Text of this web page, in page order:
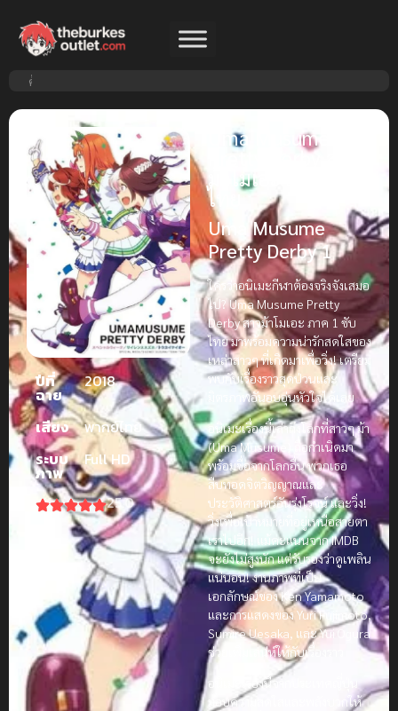
ปีที่
ฉาย
2018
เสียง
พากย์ไทย
ระบบ
ภาพ
Full HD
25.0
Uma Musume
Pretty Derby สาว
ม้าโมเอะ ภาค 1 ซับ
ไทย
Uma Musume
Pretty Derby 1
ใครว่าอนิเมะกีฬาต้องจริงจังเสมอ
ไป? Uma Musume Pretty
Derby สาวม้าโมเอะ ภาค 1 ซับ
ไทย มาพร้อมความน่ารักสดใสของ
เหล่าสาวๆ ที่เกิดมาเพื่อวิ่ง! เตรียม
พบกับเรื่องราวสุดป่วนและ
มิตรภาพอันอบอุ่นหัวใจได้เลย
อนิเมะเรื่องนี้เล่าถึงโลกที่สาวๆ ม้า
(Uma Musume) ถือกำเนิดมา
พร้อมชื่อจากโลกอื่น พวกเธอ
สืบทอดจิตวิญญาณและ
ประวัติศาสตร์อันรุ่งโรจน์ และวิ่ง!
วิ่งเพื่อเป้าหมายที่อยู่เหนือสายตา
เราไปอีก! แม้คะแนนจาก IMDB
จะยังไม่สูงนัก แต่รับรองว่าดูเพลิน
แน่นอน! งานภาพที่เป็น
เอกลักษณ์ของ Ken Yamamoto
และการแสดงของ Yuri Fujimoto,
Sumire Uesaka, และ Yui Ogura
ช่วยเพิ่มเสน่ห์ให้กับเรื่องราว
อนิเมะเรื่องนี้จากประเทศญี่ปุ่น
มอบความสดใสและพลังบวกให้